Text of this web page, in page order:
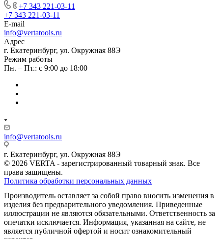
+7 343 221-03-11
+7 343 221-03-11
E-mail
info@vertatools.ru
Адрес
г. Екатеринбург, ул. Окружная 88Э
Режим работы
Пн. – Пт.: с 9:00 до 18:00
info@vertatools.ru
г. Екатеринбург, ул. Окружная 88Э
© 2026 VERTA - зарегистрированный товарный знак. Все
права защищены.
Политика обработки персональных данных
Производитель оставляет за собой право вносить изменения в
изделия без предварительного уведомления. Приведенные
иллюстрации не являются обязательными. Ответственность за
опечатки исключается. Информация, указанная на сайте, не
является публичной офертой и носит ознакомительный